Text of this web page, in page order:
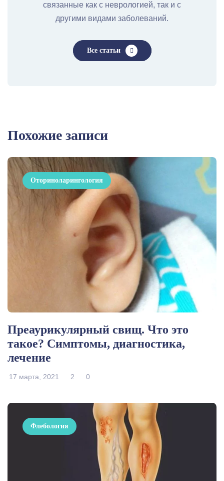
связанные как с неврологией, так и с
другими видами заболеваний.
Все статьи
Похожие записи
Оториноларингология
Преаурикулярный свищ. Что это
такое? Симптомы, диагностика,
лечение
17 марта, 2021 2 0
Флебология